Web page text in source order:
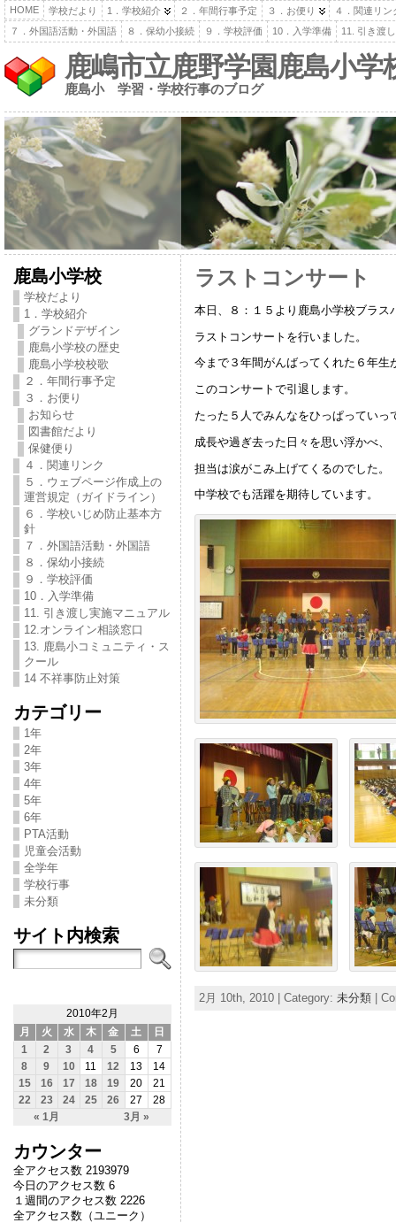
HOME 学校だより 1．学校紹介 ２．年間行事予定 ３．お便り
４．関連リン
７．外国語活動・外国語
８．保幼小接続 ９．学校評価 10．入学準備 11. 引き渡
鹿嶋市立鹿野学園鹿島小学
鹿島小 学習・学校行事のブログ
鹿島小学校
学校だより
1．学校紹介
グランドデザイン
鹿島小学校の歴史
鹿島小学校校歌
２．年間行事予定
３．お便り
お知らせ
図書館だより
保健便り
４．関連リンク
５．ウェブページ作成上の
運営規定（ガイドライン）
６．学校いじめ防止基本方
針
７．外国語活動・外国語
８．保幼小接続
９．学校評価
10．入学準備
11. 引き渡し実施マニュアル
12.オンライン相談窓口
13. 鹿島小コミュニティ・ス
クール
14 不祥事防止対策
カテゴリー
1年
2年
3年
4年
5年
6年
PTA活動
児童会活動
全学年
学校行事
未分類
サイト内検索
2010年2月
月
火 水 木 金 土 日
« 1月 3月 »
1 2 3 4 5 6
7
8
9 10 11 12 13
14
15
16 17 18 19 20
21
22
23 24 25 26 27 28
カウンター
全アクセス数 2193979
今日のアクセス数 6
１週間のアクセス数 2226
全アクセス数（ユニーク）
ラストコンサート
本日、８：１５より鹿島小学校ブラス
ラストコンサートを行いました。
今まで３年間がんばってくれた６年生
このコンサートで引退します。
たった５人でみんなをひっぱっていっ
成長や過ぎ去った日々を思い浮かべ、
担当は涙がこみ上げてくるのでした。
中学校でも活躍を期待しています。
2月 10th, 2010 | Category: 未分類|